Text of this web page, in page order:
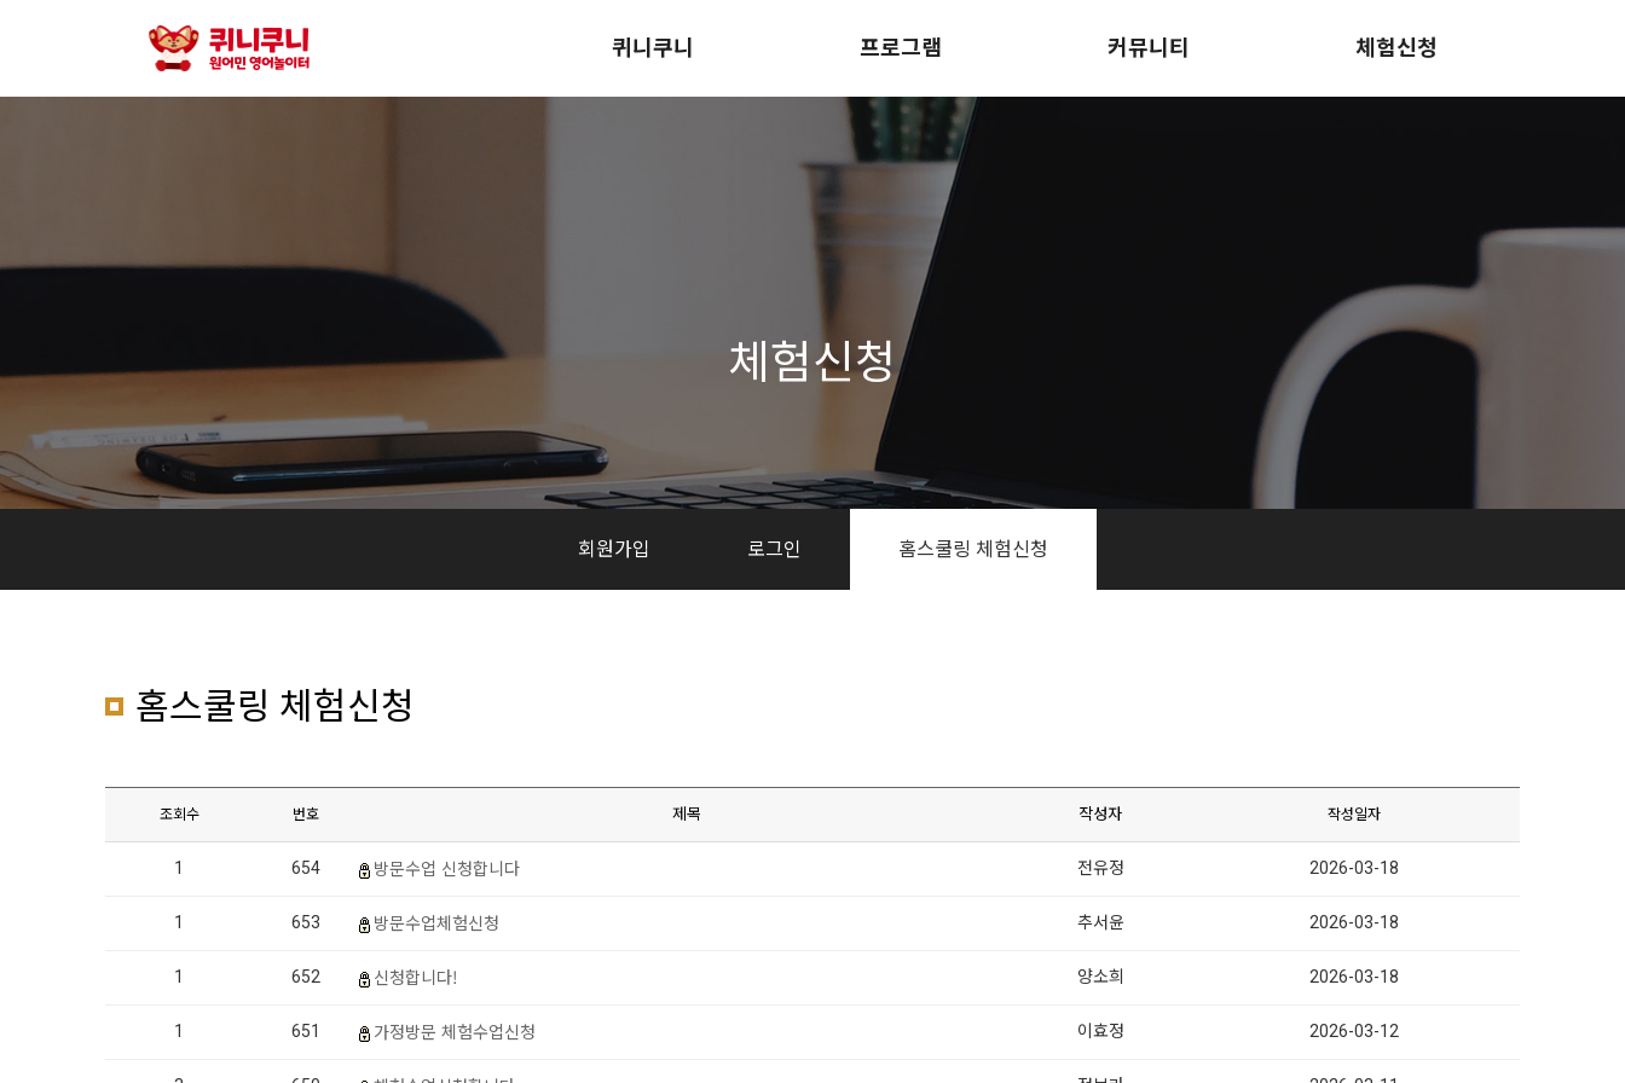
퀴니쿠니 프로그램
정규과정
더퀸스 사이언스
커뮤니티 체험신청
체험신청
회원가입 로그인 홈스쿨링 체험신청
홈스쿨링 체험신청
조회수 번호 제목 작성자 작성일자
1 654 방문수업 신청합니다 전유정 2026-03-18
1 653 방문수업체험신청 추서윤 2026-03-18
1 652 신청합니다! 양소희 2026-03-18
1 651 가정방문 체험수업신청 이효정 2026-03-12